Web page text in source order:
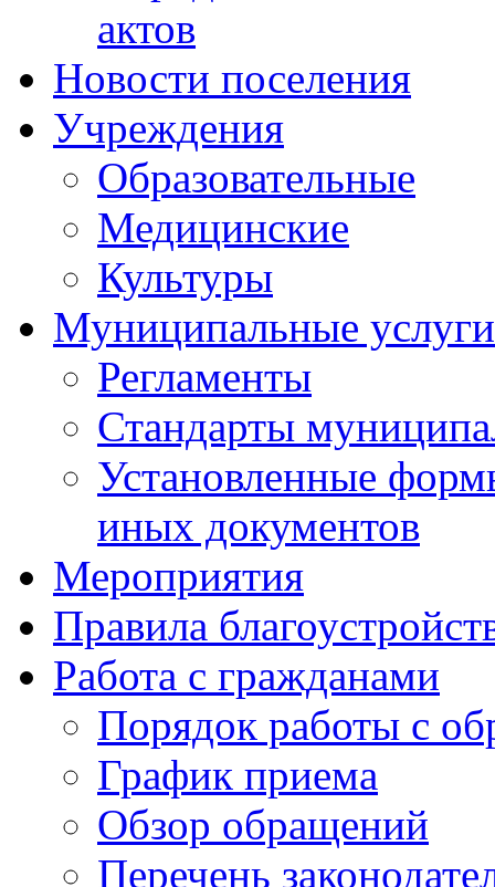
актов
Новости поселения
Учреждения
Образовательные
Медицинские
Культуры
Муниципальные услуги
Регламенты
Стандарты
Установленные
иных документов
Мероприятия
Правила
Работа с гражданами
Порядок работы с
График приема
Обзор обращений
Перечень